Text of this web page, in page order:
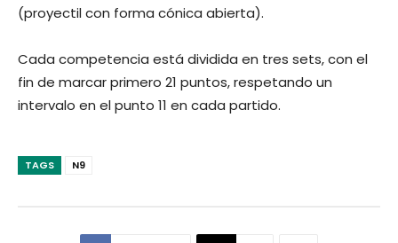
(proyectil con forma cónica abierta).
Cada competencia está dividida en tres sets, con el
fin de marcar primero 21 puntos, respetando un
intervalo en el punto 11 en cada partido.
TAGS N9